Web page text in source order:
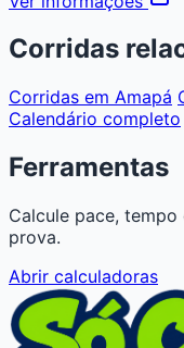
Corridas
Corridas em Amapá
Calendário completo
Ferramentas
Calcule pace,
prova.
Abrir calculadoras